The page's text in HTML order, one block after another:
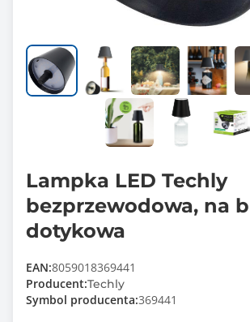
Lampka LED Techly
bezprzewodowa, na
dotykowa
EAN:8059018369441
Producent:Techly
Symbol producenta:369441